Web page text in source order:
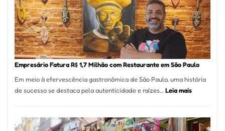
de
513
Mil
em
Empresário Fatura R$ 1,7 Milhão com Restaurante em São Paulo
Em meio à efervescência gastronômica de São Paulo, uma história
de sucesso se destaca pela autenticidade e raízes… Leia mais:
R$